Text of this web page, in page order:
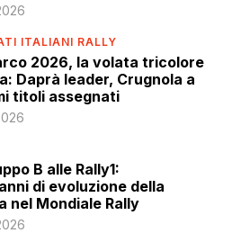
ITALIANI RALLY
2026, la volata tricolore
Daprà leader, Crugnola a
titoli assegnati
B alle Rally1:
di evoluzione della
nel Mondiale Rally